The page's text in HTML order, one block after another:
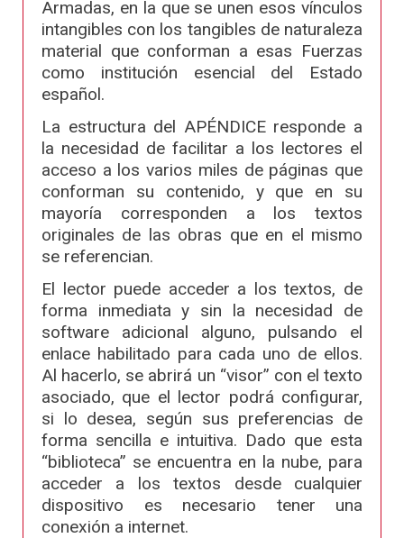
Armadas, en la que se unen esos vínculos
intangibles con los tangibles de naturaleza
material que conforman a esas Fuerzas
como institución esencial del Estado
español.
La estructura del APÉNDICE responde a
la necesidad de facilitar a los lectores el
acceso a los varios miles de páginas que
conforman su contenido, y que en su
mayoría corresponden a los textos
originales de las obras que en el mismo
se referencian.
El lector puede acceder a los textos, de
forma inmediata y sin la necesidad de
software adicional alguno, pulsando el
enlace habilitado para cada uno de ellos.
Al hacerlo, se abrirá un “visor” con el texto
asociado, que el lector podrá configurar,
si lo desea, según sus preferencias de
forma sencilla e intuitiva. Dado que esta
“biblioteca” se encuentra en la nube, para
acceder a los textos desde cualquier
dispositivo es necesario tener una
conexión a internet.